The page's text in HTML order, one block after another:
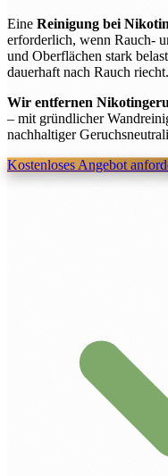
Eine Reinigung bei
erforderlich, wenn Rauch-
und Oberflächen stark
dauerhaft nach Rauch riecht.
Wir entfernen
– mit gründlicher
nachhaltiger
Kostenloses Angebot